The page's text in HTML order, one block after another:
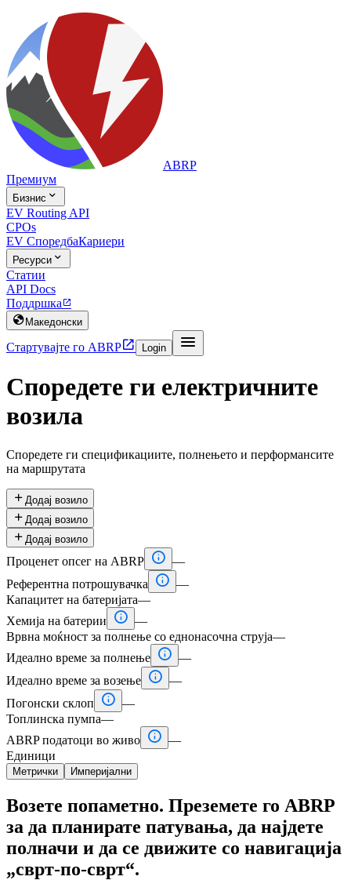
ABRP
Премиум
Бизнис 
EV Routing API
CPOs
EV СпоредбаКариери
Ресурси 
Статии
API Docs
Поддршка 
 Македонски
Стартувајте го ABRP Login 
Споредете ги електричните
возила
Споредете ги спецификациите, полнењето и перформансите
на маршрутата
 Додај возило
 Додај возило
 Додај возило
Проценет опсег на ABRP  —
Референтна потрошувачка
 —
Капацитет на батеријата—
Хемија на батерии
 —
Врвна моќност за полнење со еднонасочна струја—
Идеално време за полнење  —
Идеално време за возење  —
Погонски склоп
 —
Топлинска пумпа—
ABRP податоци во живо  —
Единици
Метрички Империјални
Возете попаметно. Преземете го ABRP
за да планирате патувања, да најдете
полначи и да се движите со навигација
„сврт-по-сврт“.